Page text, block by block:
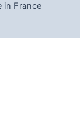
in France